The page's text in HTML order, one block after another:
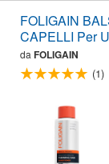
FOLIGAIN
CAPELLI Per
da FOLIGAIN
(1)